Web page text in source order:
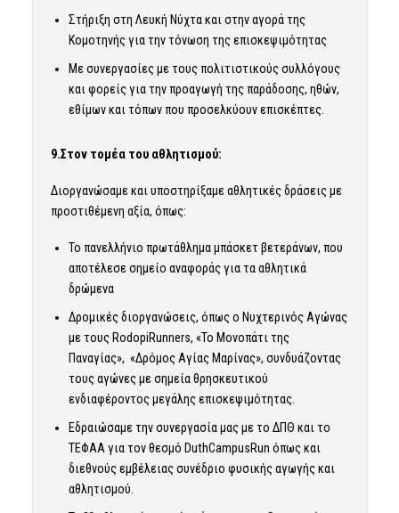
Στήριξη στη Λευκή Νύχτα και στην αγορά της
Κομοτηνής για την τόνωση της επισκεψιμότητας
Με συνεργασίες με τους πολιτιστικούς συλλόγους
και φορείς για την προαγωγή της παράδοσης, ηθών,
εθίμων και τόπων που προσελκύουν επισκέπτες.
9.Στον τομέα του αθλητισμού:
Διοργανώσαμε και υποστηρίξαμε αθλητικές δράσεις με
προστιθέμενη αξία, όπως:
Το πανελλήνιο πρωτάθλημα μπάσκετ βετεράνων, που
αποτέλεσε σημείο αναφοράς για τα αθλητικά
δρώμενα
Δρομικές διοργανώσεις, όπως ο Νυχτερινός Αγώνας
με τους RodopiRunners, «Το Μονοπάτι της
Παναγίας», «Δρόμος Αγίας Μαρίνας», συνδυάζοντας
τους αγώνες με σημεία θρησκευτικού
ενδιαφέροντος μεγάλης επισκεψιμότητας.
Εδραιώσαμε την συνεργασία μας με το ΔΠΘ και το
ΤΕΦΑΑ για τον θεσμό DuthCampusRun όπως και
διεθνούς εμβέλειας συνέδριο φυσικής αγωγής και
αθλητισμού.